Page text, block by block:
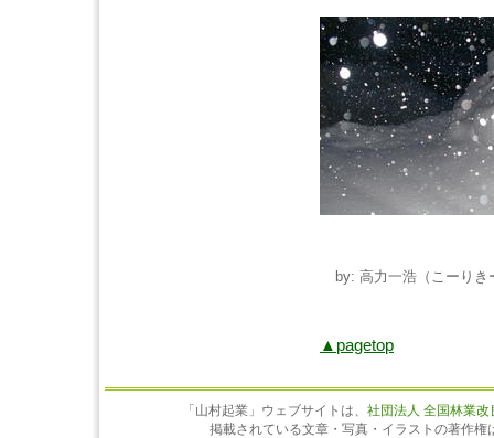
by: 高力一浩（こーりき
▲pagetop
「山村起業」ウェブサイトは、 社団法人 全国林業
掲載されている文章・写真・イラストの著作